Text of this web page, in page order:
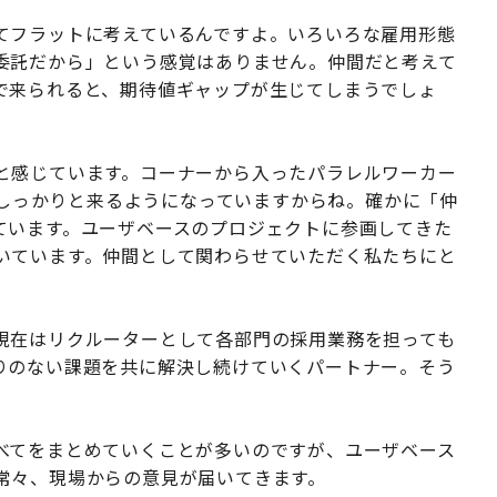
ラットに考えているんですよ。いろいろな雇用形態
だから」という感覚はありません。仲間だと考えて
られると、期待値ギャップが生じてしまうでしょ
じています。コーナーから入ったパラレルワーカー
かりと来るようになっていますからね。確かに「仲
ます。ユーザベースのプロジェクトに参画してきた
います。仲間として関わらせていただく私たちにと
はリクルーターとして各部門の採用業務を担っても
ない課題を共に解決し続けていくパートナー。そう
をまとめていくことが多いのですが、ユーザベース
、現場からの意見が届いてきます。